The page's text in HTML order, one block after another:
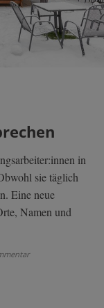
in
sie täglich
Eine neue
Namen und